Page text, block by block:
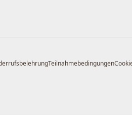
Teilnahmebedingungen